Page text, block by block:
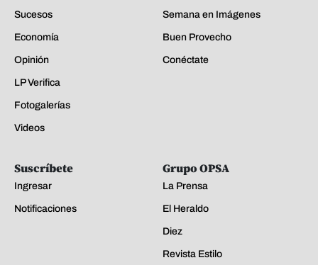
Sucesos
Economía
Opinión
LP Verifica
Fotogalerías
Videos
Semana en Imágenes
Buen Provecho
Conéctate
Suscríbete
Ingresar
Notificaciones
Grupo OPSA
La Prensa
El Heraldo
Diez
Revista Estilo